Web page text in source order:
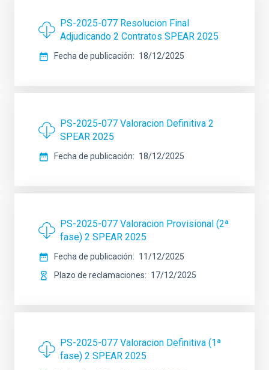
PS-2025-077 Resolucion Final
Adjudicando 2 Contratos SPEAR 2025
Fecha de publicación 18/12/2025
PS-2025-077 Valoracion Definitiva 2
SPEAR 2025
Fecha de publicación 18/12/2025
PS-2025-077 Valoracion Provisional (2ª
fase) 2 SPEAR 2025
Fecha de publicación
11/12/2025
Plazo de reclamaciones
17/12/2025
PS-2025-077 Valoracion Definitiva (1ª
fase) 2 SPEAR 2025